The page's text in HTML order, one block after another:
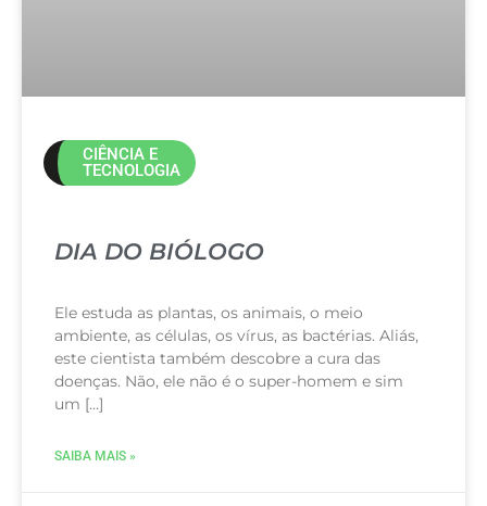
CIÊNCIA E
TECNOLOGIA
DIA DO BIÓLOGO
Ele estuda as plantas, os animais, o meio
ambiente, as células, os vírus, as bactérias. Aliás,
este cientista também descobre a cura das
doenças. Não, ele não é o super-homem e sim
um […]
SAIBA MAIS »